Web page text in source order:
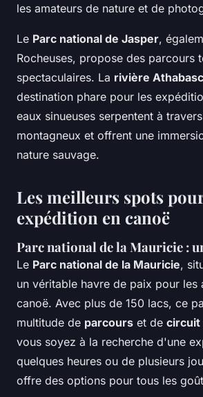
les amateurs de nature et de
Le Parc national de Jasper,
Rocheuses, propose des parcours
spectaculaires. La rivière
destination phare pour les
eaux sinueuses serpentent à
montagneux et offrent une
nature sauvage.
Les meilleurs spots
expédition en canoë
Parc national de la Mauricie :
Le Parc national de la Mauricie,
un véritable havre de paix pour les
canoë. Avec plus de 150 lacs, ce
multitude de parcours et de circuit
vous soyez à la recherche d'une
quelques heures ou de plusieurs
offre des options pour tous les